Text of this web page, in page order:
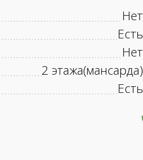
Нет
Есть
Нет
2 этажа(мансарда)
Есть